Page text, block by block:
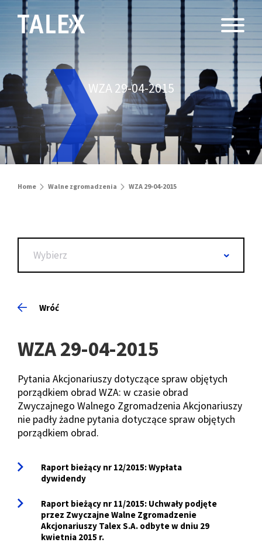
WZA 29-04-2015
Home Walne zgromadzenia WZA 29-04-2015
Wybierz
Wróć
WZA 29-04-2015
Pytania Akcjonariuszy dotyczące spraw objętych
porządkiem obrad WZA: w czasie obrad
Zwyczajnego Walnego Zgromadzenia Akcjonariuszy
nie padły żadne pytania dotyczące spraw objętych
porządkiem obrad.
Raport bieżący nr 12/2015: Wypłata
dywidendy
Raport bieżący nr 11/2015: Uchwały podjęte
przez Zwyczajne Walne Zgromadzenie
Akcjonariuszy Talex S.A. odbyte w dniu 29
kwietnia 2015 r.